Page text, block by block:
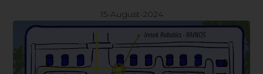
15-August-2024